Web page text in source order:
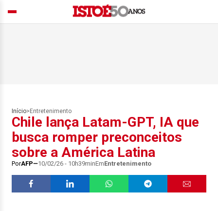
Início> Entretenimento
Chile lança Latam-GPT, IA que
busca romper preconceitos
sobre a América Latina
PorAFP 10/02/26 - 10h39minEmEntretenimento